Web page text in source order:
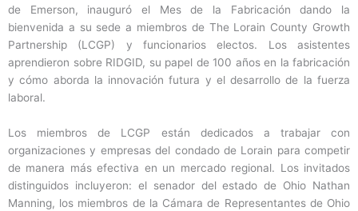
de Emerson, inauguró el Mes de la Fabricación dando la
bienvenida a su sede a miembros de The Lorain County Growth
Partnership (LCGP) y funcionarios electos. Los asistentes
aprendieron sobre RIDGID, su papel de 100 años en la fabricación
y cómo aborda la innovación futura y el desarrollo de la fuerza
laboral.
Los miembros de LCGP están dedicados a trabajar con
organizaciones y empresas del condado de Lorain para competir
de manera más efectiva en un mercado regional. Los invitados
distinguidos incluyeron: el senador del estado de Ohio Nathan
Manning, los miembros de la Cámara de Representantes de Ohio